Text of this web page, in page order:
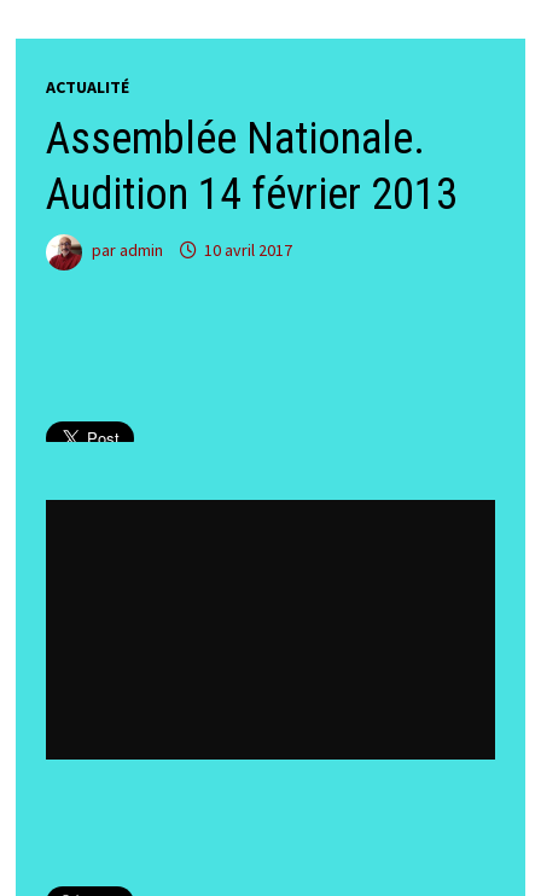
ACTUALITÉ
Assemblée Nationale.
Audition 14 février 2013
paradmin 10 avril 2017